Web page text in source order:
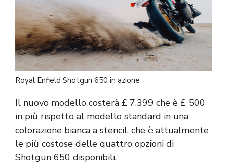
Royal Enfield Shotgun 650 in azione
Il nuovo modello costerà £ 7.399 che è £ 500
in più rispetto al modello standard in una
colorazione bianca a stencil, che è attualmente
le più costose delle quattro opzioni di
Shotgun 650 disponibili.